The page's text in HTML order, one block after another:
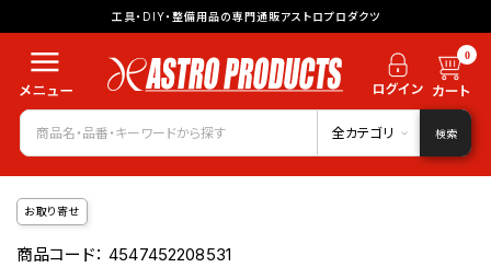
工具・DIY・整備用品の専門通販アストロプロダクツ
0
全カテゴリ 検索
お取り寄せ
商品コード：4547452208531